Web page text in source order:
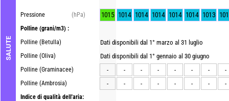
SALUTE
Pressione
(hPa)
Polline (grani/m3) :
Polline (Betulla)
Polline (Oliva)
Polline (Graminacee)
Polline (Ambrosia)
Indice di qualità dell'aria:
1015 1014 1014 1014 1014 1014 1013
Dati disponibili dal 1° marzo al 31 luglio
Dati disponibili dal 1° gennaio al 30 giugno
-
- - - - - -
-
-
- - - - - - -